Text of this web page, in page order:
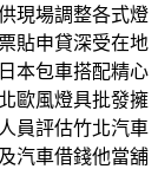
現場調整各式燈
貼申貸深受在地
本包車搭配精心
歐風燈具批發擁
員評估竹北汽車
汽車借錢他當舖